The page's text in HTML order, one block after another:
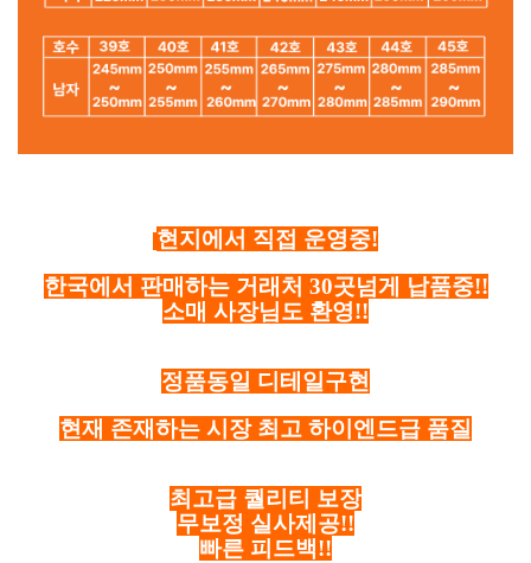
현지에서 직접 운영중!
한국에서 판매하는 거래처 30곳넘게 납품중!!
소매 사장님도 환영!!
정품동일 디테일구현
현재 존재하는 시장 최고 하이엔드급 품질
최고급 퀄리티 보장
무보정 실사제공!!
빠른 피드백!!